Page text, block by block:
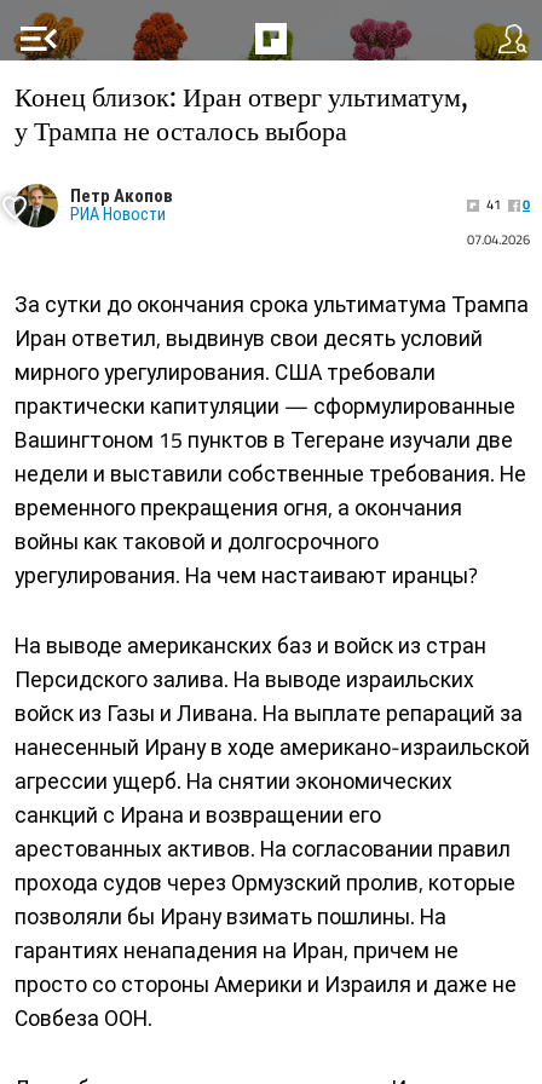
menu_open
Конец близок: Иран отверг ультиматум,
у Трампа не осталось выбора
Петр Акопов
РИА Новости 41
0
07.04.2026
За сутки до окончания срока ультиматума Трампа
Иран ответил, выдвинув свои десять условий
мирного урегулирования. США требовали
практически капитуляции — сформулированные
Вашингтоном 15 пунктов в Тегеране изучали две
недели и выставили собственные требования. Не
временного прекращения огня, а окончания
войны как таковой и долгосрочного
урегулирования. На чем настаивают иранцы?
На выводе американских баз и войск из стран
Персидского залива. На выводе израильских
войск из Газы и Ливана. На выплате репараций за
нанесенный Ирану в ходе американо-израильской
агрессии ущерб. На снятии экономических
санкций с Ирана и возвращении его
арестованных активов. На согласовании правил
прохода судов через Ормузский пролив, которые
позволяли бы Ирану взимать пошлины. На
гарантиях ненападения на Иран, причем не
просто со стороны Америки и Израиля и даже не
Совбеза ООН.